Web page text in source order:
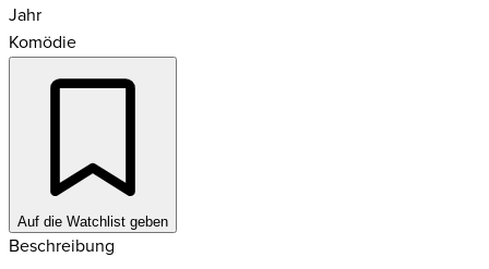
Jahr
Komödie
Auf die Watchlist geben
Beschreibung